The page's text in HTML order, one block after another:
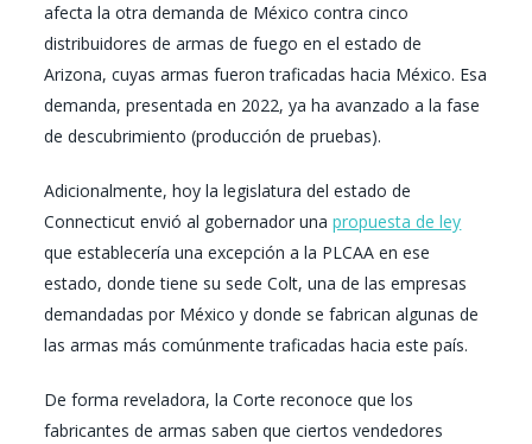
afecta la otra demanda de México contra cinco
distribuidores de armas de fuego en el estado de
Arizona, cuyas armas fueron traficadas hacia México. Esa
demanda, presentada en 2022, ya ha avanzado a la fase
de descubrimiento (producción de pruebas).
Adicionalmente, hoy la legislatura del estado de
Connecticut envió al gobernador unapropuesta de ley
que establecería una excepción a la PLCAA en ese
estado, donde tiene su sede Colt, una de las empresas
demandadas por México y donde se fabrican algunas de
las armas más comúnmente traficadas hacia este país.
De forma reveladora, la Corte reconoce que los
fabricantes de armas saben que ciertos vendedores